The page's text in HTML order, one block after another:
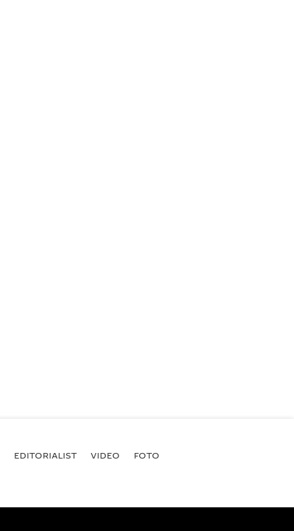
EDITORIALIST VIDEO FOTO